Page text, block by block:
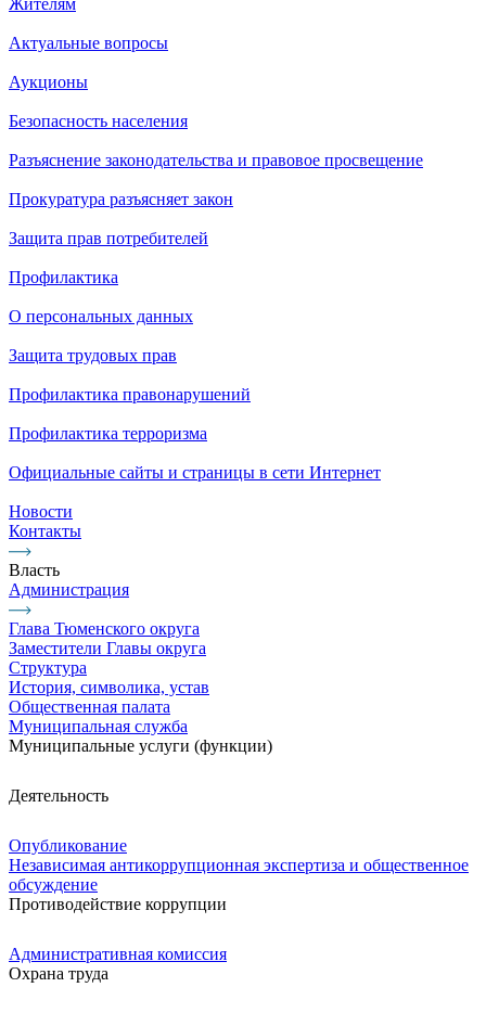
Жителям
Актуальные вопросы
Аукционы
Безопасность населения
Разъяснение законодательства и правовое просвещение
Прокуратура разъясняет закон
Защита прав потребителей
Профилактика
О персональных данных
Защита трудовых прав
Профилактика правонарушений
Профилактика терроризма
Официальные сайты и страницы в сети Интернет
Новости
Контакты
Власть
Администрация
Глава Тюменского округа
Заместители Главы округа
Структура
История, символика, устав
Общественная палата
Муниципальная служба
Муниципальные услуги (функции)
Деятельность
Опубликование
Независимая антикоррупционная экспертиза и общественное
обсуждение
Противодействие коррупции
Административная комиссия
Охрана труда